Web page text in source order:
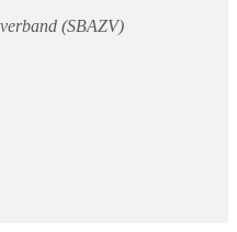
(SBAZV)